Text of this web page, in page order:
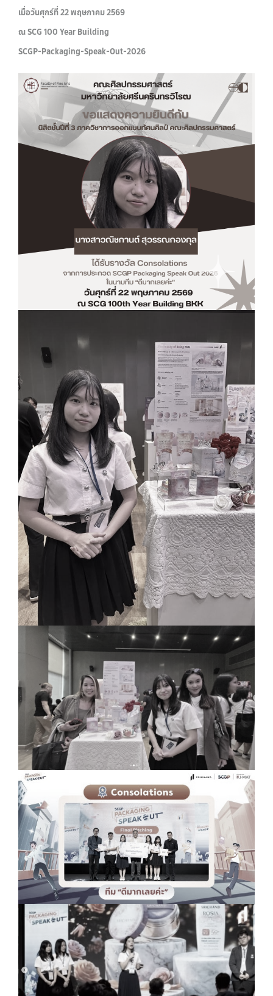
เมื่อวันศุกร์ที่ 22 พฤษภาคม 2569
ณ SCG 100 Year Building
SCGP-Packaging-Speak-Out-2026